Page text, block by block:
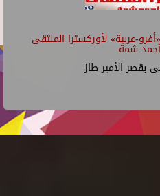
عربية» لأوركسترا الملتقى
شمة
بقصر الأمير طاز